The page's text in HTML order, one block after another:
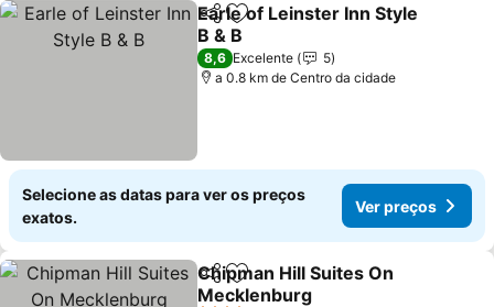
PartilharAdicionar aos favoritos
Earle of Leinster Inn Style
B & B
8,6 Excelente
5
a 0.8 km de Centro da cidade
Selecione as datas para ver os preços
exatos.
Ver preços
PartilharAdicionar aos favoritos
Chipman Hill Suites On
Mecklenburg